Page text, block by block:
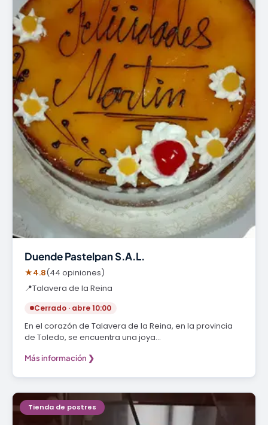
Duende Pastelpan S.A.L.
★4.8(44 opiniones)
📍Talavera de la Reina
Cerrado · abre 10:00
En el corazón de Talavera de la Reina, en la provincia
de Toledo, se encuentra una joya…
Más información ❯
Tienda de postres